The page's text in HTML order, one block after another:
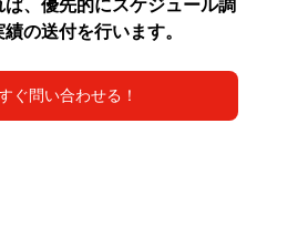
の送付を行います。
ぐ問い合わせる！